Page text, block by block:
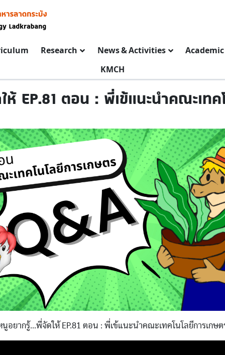
Research News & Activities
KMCH
EP.81 ตอน : พี่เข้แนะนำคณะเทค
นูอยากรู้...พี่จัดให้ EP.81 ตอน : พี่เข้แนะนำคณะเทคโนโลยีการเกษต